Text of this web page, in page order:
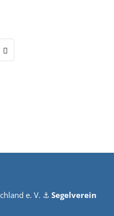
e. V. ⚓︎ Segelverein